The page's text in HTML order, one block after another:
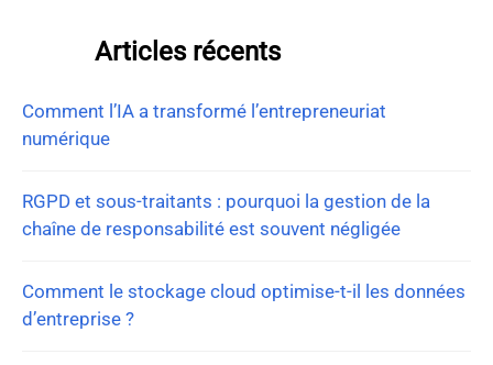
Articles récents
Comment l’IA a transformé l’entrepreneuriat
numérique
RGPD et sous-traitants : pourquoi la gestion de la
chaîne de responsabilité est souvent négligée
Comment le stockage cloud optimise-t-il les données
d’entreprise ?